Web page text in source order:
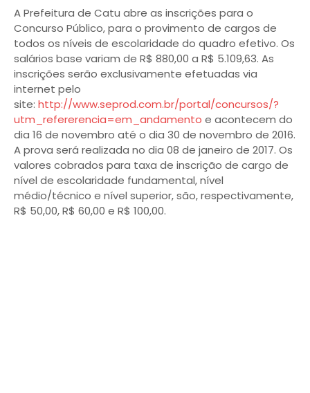
A Prefeitura de Catu abre as inscrições para o
Concurso Público, para o provimento de cargos de
todos os níveis de escolaridade do quadro efetivo. Os
salários base variam de R$ 880,00 a R$ 5.109,63. As
inscrições serão exclusivamente efetuadas via
internet pelo
site: http://www.seprod.com.br/portal/concursos/?
utm_refererencia=em_andamento e acontecem do
dia 16 de novembro até o dia 30 de novembro de 2016.
A prova será realizada no dia 08 de janeiro de 2017. Os
valores cobrados para taxa de inscrição de cargo de
nível de escolaridade fundamental, nível
médio/técnico e nível superior, são, respectivamente,
R$ 50,00, R$ 60,00 e R$ 100,00.